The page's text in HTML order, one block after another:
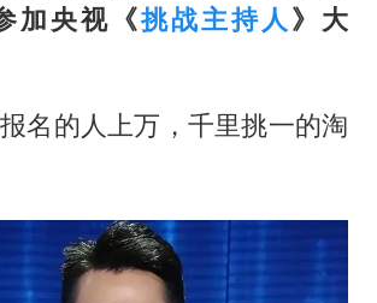
加央视《挑战主持人》大
名的人上万，千里挑一的淘